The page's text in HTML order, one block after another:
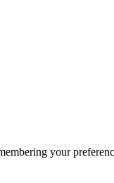
your